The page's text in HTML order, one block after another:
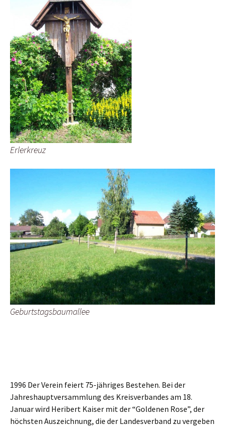
Erlerkreuz
Geburtstagsbaumallee
1996 Der Verein feiert 75-jähriges Bestehen. Bei der
Jahreshauptversammlung des Kreisverbandes am 18.
Januar wird Heribert Kaiser mit der “Goldenen Rose”, der
höchsten Auszeichnung, die der Landesverband zu vergeben